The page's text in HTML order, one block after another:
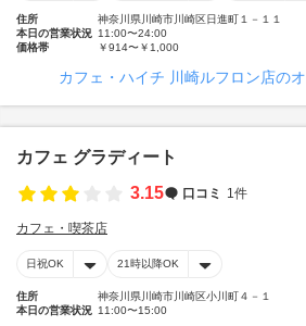
住所
神奈川県川崎市川崎区日進町１－１１
本日の営業状況 11:00〜24:00
価格帯
￥914〜￥1,000
カフェ・ハイチ 川崎ルフロン店の
カフェ グラディート
3.15
口コミ 1件
カフェ・喫茶店
日祝OK 21時以降OK
住所
神奈川県川崎市川崎区小川町４－１
本日の営業状況 11:00〜15:00